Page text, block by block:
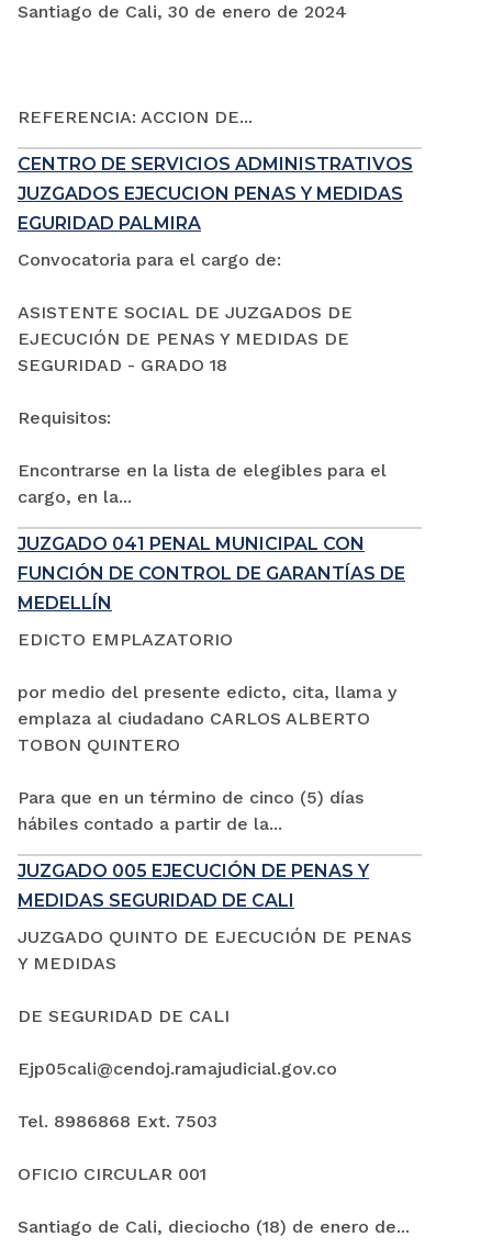
Santiago de Cali, 30 de enero de 2024
REFERENCIA: ACCION DE...
CENTRO DE SERVICIOS ADMINISTRATIVOS
JUZGADOS EJECUCION PENAS Y MEDIDAS
EGURIDAD PALMIRA
Convocatoria para el cargo de:
ASISTENTE SOCIAL DE JUZGADOS DE
EJECUCIÓN DE PENAS Y MEDIDAS DE
SEGURIDAD - GRADO 18
Requisitos:
Encontrarse en la lista de elegibles para el
cargo, en la...
JUZGADO 041 PENAL MUNICIPAL CON
FUNCIÓN DE CONTROL DE GARANTÍAS DE
MEDELLÍN
EDICTO EMPLAZATORIO
por medio del presente edicto, cita, llama y
emplaza al ciudadano CARLOS ALBERTO
TOBON QUINTERO
Para que en un término de cinco (5) días
hábiles contado a partir de la...
JUZGADO 005 EJECUCIÓN DE PENAS Y
MEDIDAS SEGURIDAD DE CALI
JUZGADO QUINTO DE EJECUCIÓN DE PENAS
Y MEDIDAS
DE SEGURIDAD DE CALI
Ejp05cali@cendoj.ramajudicial.gov.co
Tel. 8986868 Ext. 7503
OFICIO CIRCULAR 001
Santiago de Cali, dieciocho (18) de enero de...